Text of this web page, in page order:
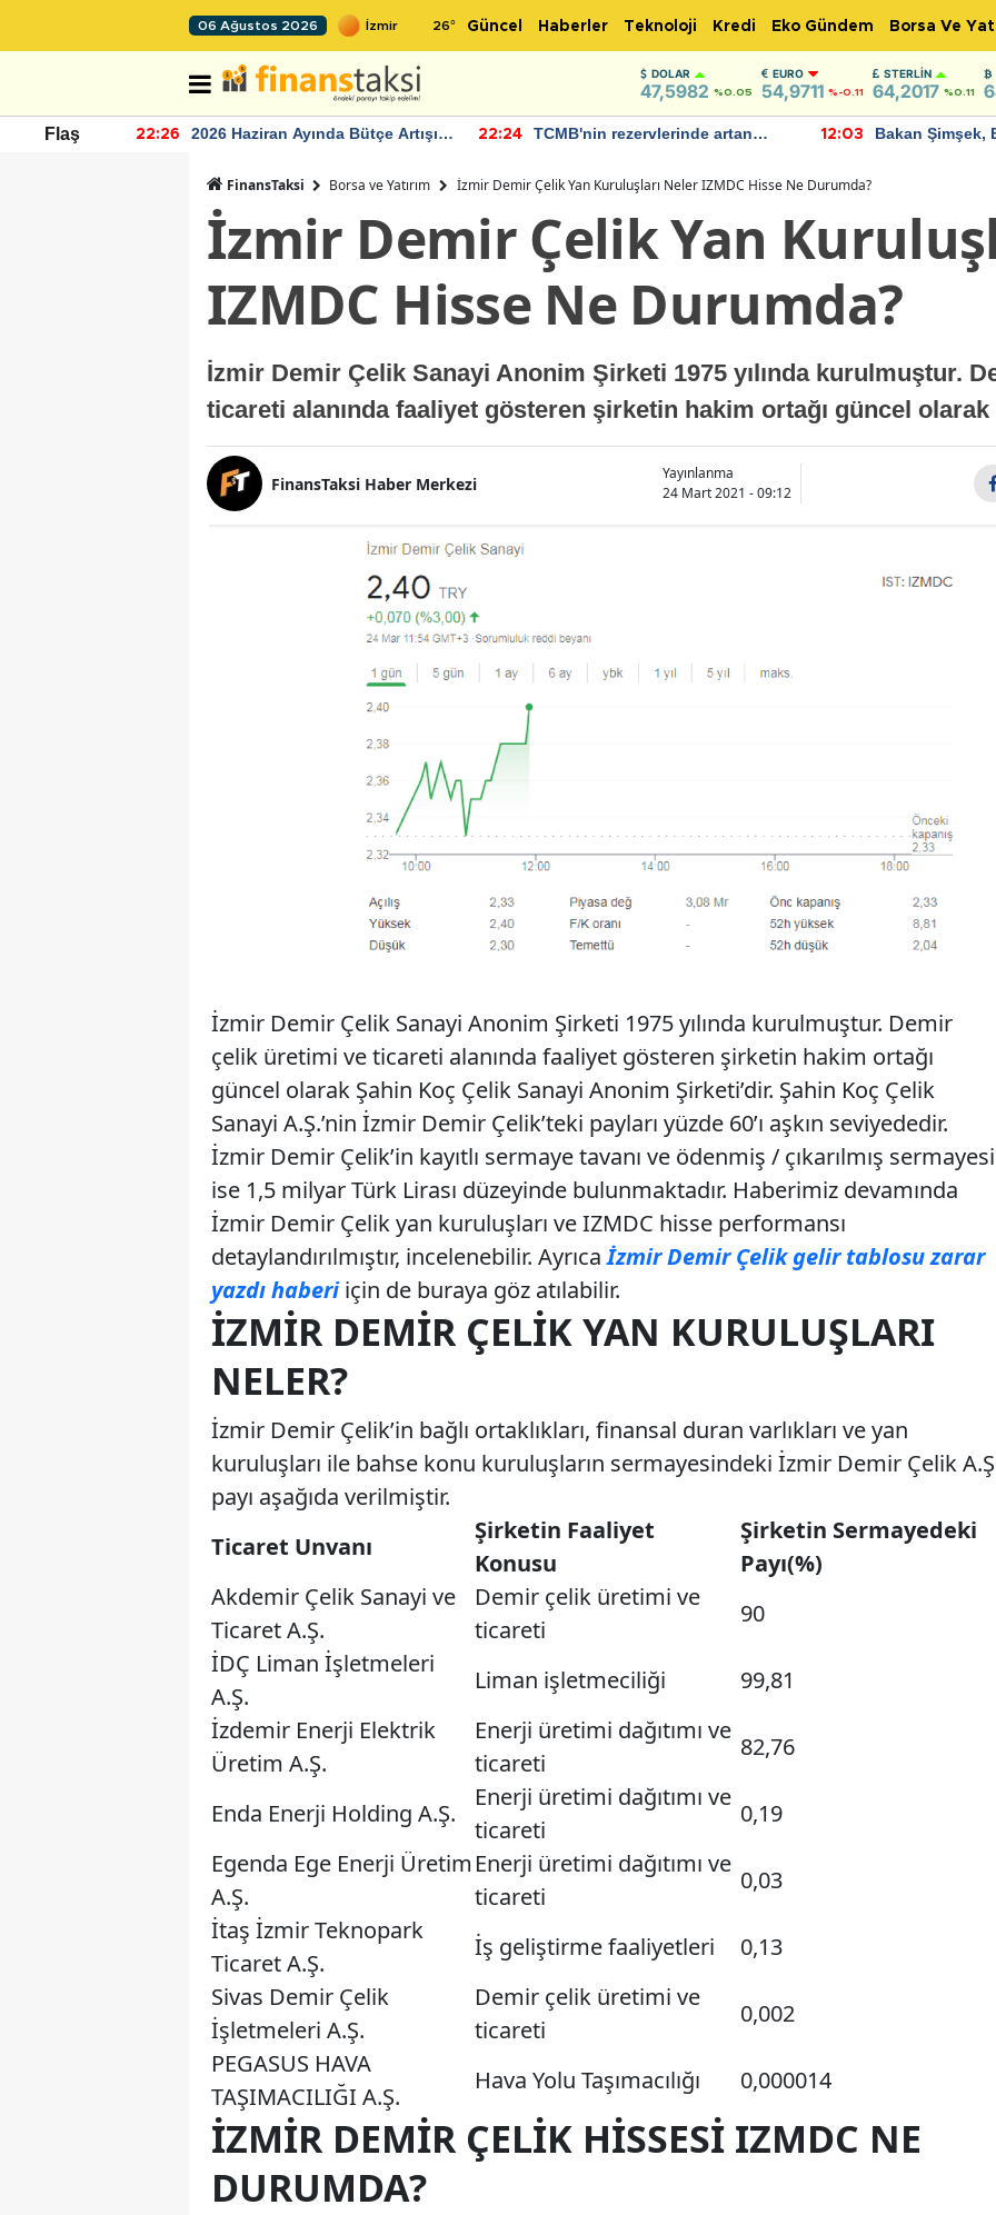
06 Ağustos 2026 26° Güncel Haberler Teknoloji Kredi Eko Gündem Borsa Ve
DOLAR
47,5982 %0.05
EURO
54,9711 %-0.11
STERLIN
64,2017 %0.11
Flaş 22:26
2026 Haziran Ayında Bütçe Artışı
22:24
TCMB'nin rezervlerinde artan
12:03
Bakan Şimşek,
FinansTaksi Borsa ve Yatırım İzmir Demir Çelik Yan Kuruluşları Neler IZMDC Hisse Ne Durumda?
İzmir Demir Çelik Yan
IZMDC Hisse Ne Durumda?
İzmir Demir Çelik Sanayi Anonim Şirketi 1975 yılında kurulmuştur.
ticareti alanında faaliyet gösteren şirketin hakim ortağı güncel
FinansTaksi Haber Merkezi
Yayınlanma
24 Mart 2021 - 09:12
İzmir Demir Çelik Sanayi Anonim Şirketi 1975 yılında kurulmuştur. Demir
çelik üretimi ve ticareti alanında faaliyet gösteren şirketin hakim ortağı
güncel olarak Şahin Koç Çelik Sanayi Anonim Şirketi’dir. Şahin Koç Çelik
Sanayi A.Ş.’nin İzmir Demir Çelik’teki payları yüzde 60’ı aşkın seviyededir.
İzmir Demir Çelik’in kayıtlı sermaye tavanı ve ödenmiş / çıkarılmış sermayesi
ise 1,5 milyar Türk Lirası düzeyinde bulunmaktadır. Haberimiz devamında
İzmir Demir Çelik yan kuruluşları ve IZMDC hisse performansı
detaylandırılmıştır, incelenebilir. Ayrıcaİzmir Demir Çelik gelir tablosu zarar
yazdı haberiiçin de buraya göz atılabilir.
İZMIR DEMIR ÇELIK YAN KURULUŞLARI
NELER?
İzmir Demir Çelik’in bağlı ortaklıkları, finansal duran varlıkları ve yan
kuruluşları ile bahse konu kuruluşların sermayesindeki İzmir Demir Çelik
payı aşağıda verilmiştir.
Ticaret Unvanı
Şirketin Faaliyet
Konusu
Şirketin Sermayedeki
Payı(%)
Akdemir Çelik Sanayi ve
Ticaret A.Ş.
Demir çelik üretimi ve
ticareti
90
İDÇ Liman İşletmeleri
A.Ş.
Liman işletmeciliği
99,81
İzdemir Enerji Elektrik
Üretim A.Ş.
Enerji üretimi dağıtımı ve
ticareti
82,76
Enda Enerji Holding A.Ş.
Enerji üretimi dağıtımı ve
ticareti
0,19
Egenda Ege Enerji Üretim
A.Ş.
Enerji üretimi dağıtımı ve
ticareti
0,03
İtaş İzmir Teknopark
Ticaret A.Ş.
İş geliştirme faaliyetleri
0,13
Sivas Demir Çelik
İşletmeleri A.Ş.
Demir çelik üretimi ve
ticareti
0,002
PEGASUS HAVA
TAŞIMACILIĞI A.Ş.
Hava Yolu Taşımacılığı 0,000014
İZMIR DEMIR ÇELIK HISSESI IZMDC NE
DURUMDA?